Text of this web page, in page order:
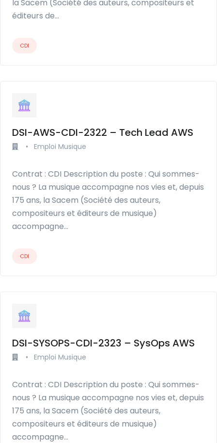
la Sacem (Société des auteurs, compositeurs et
éditeurs de…
CDI
DSI-AWS-CDI-2322 – Tech Lead AWS
• Emploi Musique
Contrat : CDI Description du poste : Qui sommes-
nous ? La musique accompagne nos vies et, depuis
175 ans, la Sacem (Société des auteurs,
compositeurs et éditeurs de musique)
accompagne…
CDI
DSI-SYSOPS-CDI-2323 – SysOps AWS
• Emploi Musique
Contrat : CDI Description du poste : Qui sommes-
nous ? La musique accompagne nos vies et, depuis
175 ans, la Sacem (Société des auteurs,
compositeurs et éditeurs de musique)
accompagne…